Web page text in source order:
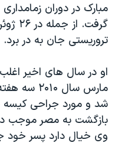
مبارک در دوران
تروریستی جان به در برد.
او در سال های اخیر
مارس سال
شد و مورد جراحی کیسه
بازگشت به مصر موجب
وی خیال دارد پسر خود